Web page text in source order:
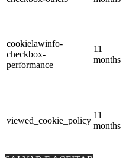
cookielawinfo-
checkbox-
performance
11
months
viewed_cookie_policy
11
months